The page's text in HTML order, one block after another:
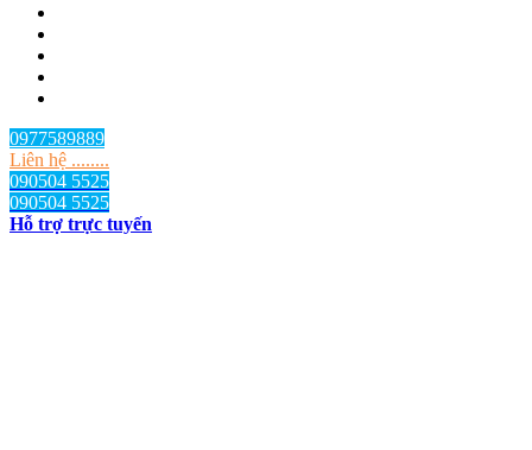
0977589889
Liên hệ ........
090504 5525
090504 5525
Hỗ trợ trực tuyến